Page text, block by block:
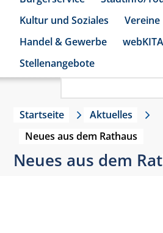
Kultur und Soziales
Vereine
Handel & Gewerbe
webKITA
Stellenangebote
Startseite
Aktuelles
Neues aus dem Rathaus
Neues aus dem